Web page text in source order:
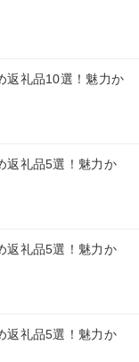
返礼品10選！魅力か
返礼品5選！魅力か
返礼品5選！魅力か
返礼品5選！魅力か